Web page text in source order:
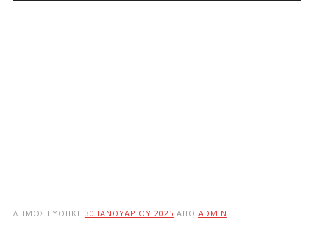
ΔΗΜΟΣΙΕΎΘΗΚΕ 30 ΙΑΝΟΥΑΡΊΟΥ 2025 ΑΠΌ ADMIN